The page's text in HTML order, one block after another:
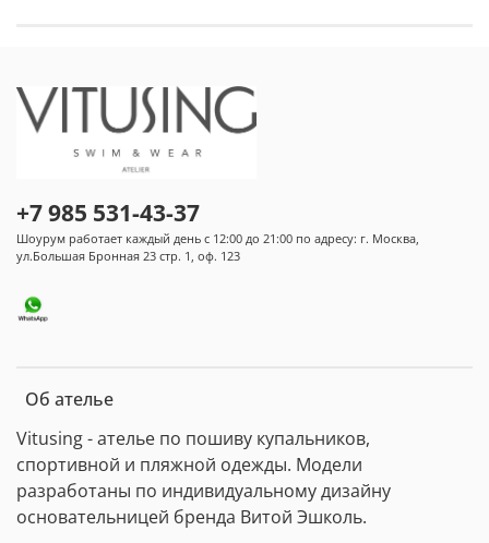
Об ателье
Vitusing - ателье по пошиву купальников,
спортивной и пляжной одежды. Модели
разработаны по индивидуальному дизайну
основательницей бренда Витой Эшколь.
+7 985 531-43-37
Шоурум работает каждый день с 12:00 до 21:00 по адресу: г. Москва,
ул.Большая Бронная 23 стр. 1, оф. 123